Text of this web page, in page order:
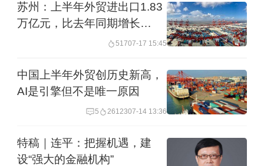
深圳一直被认为是“中国外贸第一城”。深
圳海关数据显示，2024年深圳进出口总
额达4.5万亿元，连续多年实现快速增
长。其中出口总额2.81万亿元，连续32
年居内地城市首位。跨境电商是贯通国
超过12万家贸易型企业，约占全国总数
苏州：上半年外贸进出口1.83
万亿元，比去年同期增长
51707-17 15:45
中国上半年外贸创历史新高，
AI是引擎但不是唯一原因
5 2612307-14 13:36
特稿｜连平：把握机遇，建
设“强大的金融机构”